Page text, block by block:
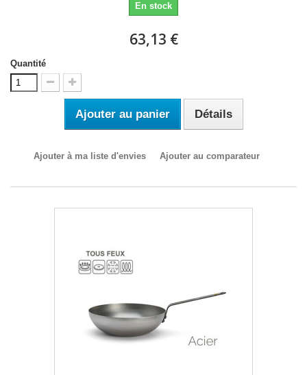
En stock
63,13 €
Quantité
Ajouter au panier Détails
Ajouter à ma liste d'envies Ajouter au comparateur